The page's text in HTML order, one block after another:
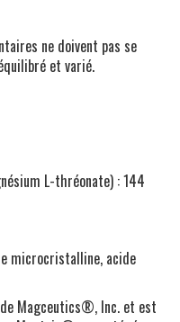
ne doivent pas se
et varié.
L-thréonate) : 144
microcristalline, acide
Magceutics®, Inc. et est